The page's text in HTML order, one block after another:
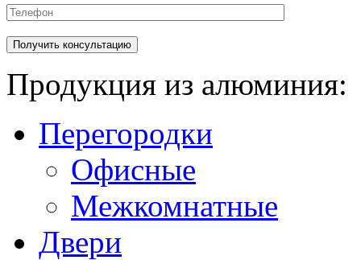
Продукция из алюминия:
Перегородки
Офисные
Межкомнатные
Двери